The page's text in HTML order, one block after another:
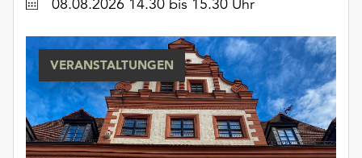
08.08.2026 14.30 bis 15.30 Uhr
VERANSTALTUNGEN